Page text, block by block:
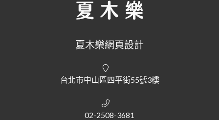
夏木樂網頁設計
台北市中山區四平街55號3樓
02-2508-3681